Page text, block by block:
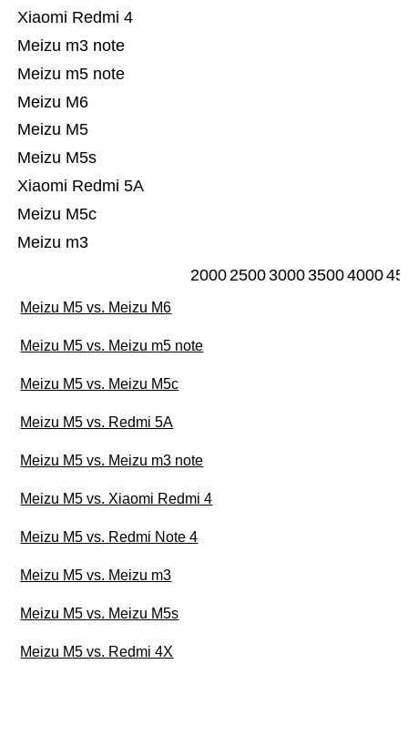
Meizu m3
Meizu M5c
Xiaomi Redmi 5A
Meizu M5s
Meizu M5
Meizu M6
Meizu m5 note
Meizu m3 note
Xiaomi Redmi 4
20002500300035004000
Meizu M5 vs. Meizu M6
Meizu M5 vs. Meizu m5 note
Meizu M5 vs. Meizu M5c
Meizu M5 vs. Redmi 5A
Meizu M5 vs. Meizu m3 note
Meizu M5 vs. Xiaomi Redmi 4
Meizu M5 vs. Redmi Note 4
Meizu M5 vs. Meizu m3
Meizu M5 vs. Meizu M5s
Meizu M5 vs. Redmi 4X